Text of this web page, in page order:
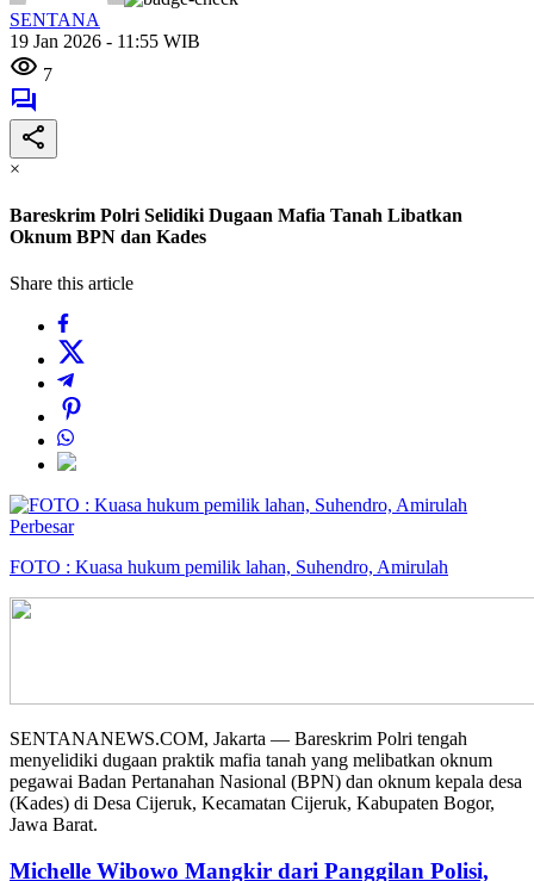
SENTANA
19 Jan 2026 - 11:55 WIB
7
×
Bareskrim Polri Selidiki Dugaan Mafia Tanah Libatkan
Oknum BPN dan Kades
Share this article
Perbesar
FOTO : Kuasa hukum pemilik lahan, Suhendro, Amirulah
SENTANANEWS.COM, Jakarta — Bareskrim Polri tengah
menyelidiki dugaan praktik mafia tanah yang melibatkan oknum
pegawai Badan Pertanahan Nasional (BPN) dan oknum kepala desa
(Kades) di Desa Cijeruk, Kecamatan Cijeruk, Kabupaten Bogor,
Jawa Barat.
Michelle Wibowo Mangkir dari Panggilan Polisi,